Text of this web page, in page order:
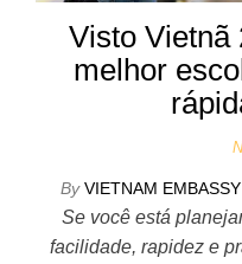
Visto Vietnã
melhor
By VIETNAM
Se você está
facilidade, rapidez e